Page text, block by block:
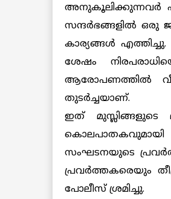
അനുകൂലിക്കുന്നവര്‍
സന്ദര്‍ഭങ്ങളില്‍ ഒരു
കാര്യങ്ങള്‍
ശേഷം
ആരോപണത്തില്‍
തുടര്‍ച്ചയാണ്.
ഇത് മുസ്ലിങ്ങളുടെ
സംഘടനയുടെ
പ്രവര്‍ത്തകരെയും
പോലീസ് ശ്രമിച്ചു.